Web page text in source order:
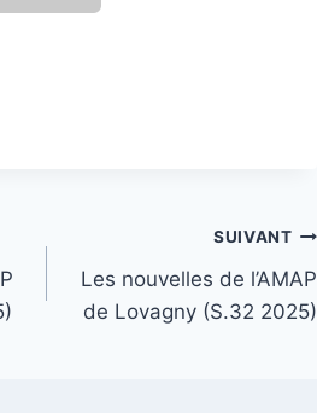
SUIVANT
Les nouvelles de l’AMAP
de Lovagny (S.32 2025)